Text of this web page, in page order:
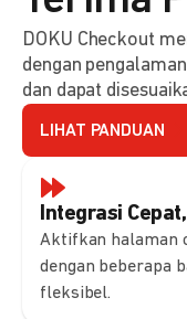
Integrasi
Aktifkan halaman
dengan beberapa
fleksibel.
DOKU Checkout
dengan
dan dapat
LIHAT PANDUAN